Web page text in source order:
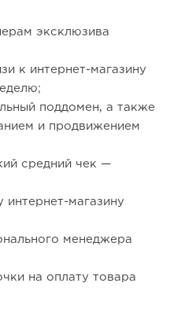
эксклюзива
к интернет-магазину
поддомен, а также
и продвижением
средний чек —
магазину
менеджера
на оплату товара